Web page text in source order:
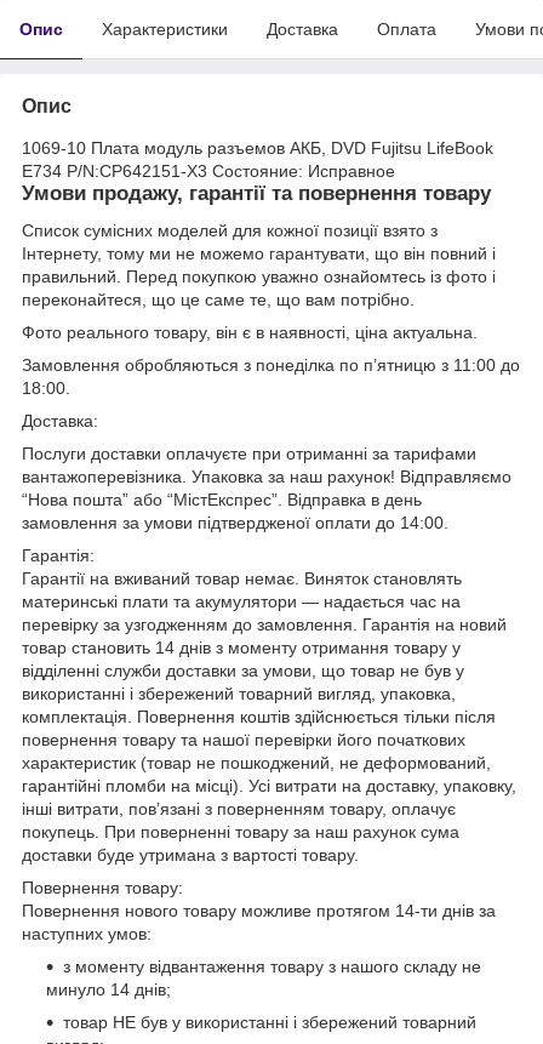
Опис Характеристики Доставка Оплата Умови
Опис
1069-10 Плата модуль разъемов АКБ, DVD Fujitsu LifeBook
E734 P/N:CP642151-X3 Состояние: Исправное
Умови продажу, гарантії та повернення товару
Список сумісних моделей для кожної позиції взято з
Інтернету, тому ми не можемо гарантувати, що він повний і
правильний. Перед покупкою уважно ознайомтесь із фото і
переконайтеся, що це саме те, що вам потрібно.
Фото реального товару, він є в наявності, ціна актуальна.
Замовлення обробляються з понеділка по п’ятницю з 11:00 до
18:00.
Доставка:
Послуги доставки оплачуєте при отриманні за тарифами
вантажоперевізника. Упаковка за наш рахунок! Відправляємо
“Нова пошта” або “МістЕкспрес”. Відправка в день
замовлення за умови підтвердженої оплати до 14:00.
Гарантія:
Гарантії на вживаний товар немає. Виняток становлять
материнські плати та акумулятори — надається час на
перевірку за узгодженням до замовлення. Гарантія на новий
товар становить 14 днів з моменту отримання товару у
відділенні служби доставки за умови, що товар не був у
використанні і збережений товарний вигляд, упаковка,
комплектація. Повернення коштів здійснюється тільки після
повернення товару та нашої перевірки його початкових
характеристик (товар не пошкоджений, не деформований,
гарантійні пломби на місці). Усі витрати на доставку, упаковку,
інші витрати, пов’язані з поверненням товару, оплачує
покупець. При поверненні товару за наш рахунок сума
доставки буде утримана з вартості товару.
Повернення товару:
Повернення нового товару можливе протягом 14-ти днів за
наступних умов:
з моменту відвантаження товару з нашого складу не
минуло 14 днів;
товар НЕ був у використанні і збережений товарний